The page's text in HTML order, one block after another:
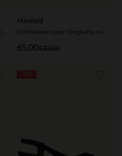
Manfield
130.00
65.00